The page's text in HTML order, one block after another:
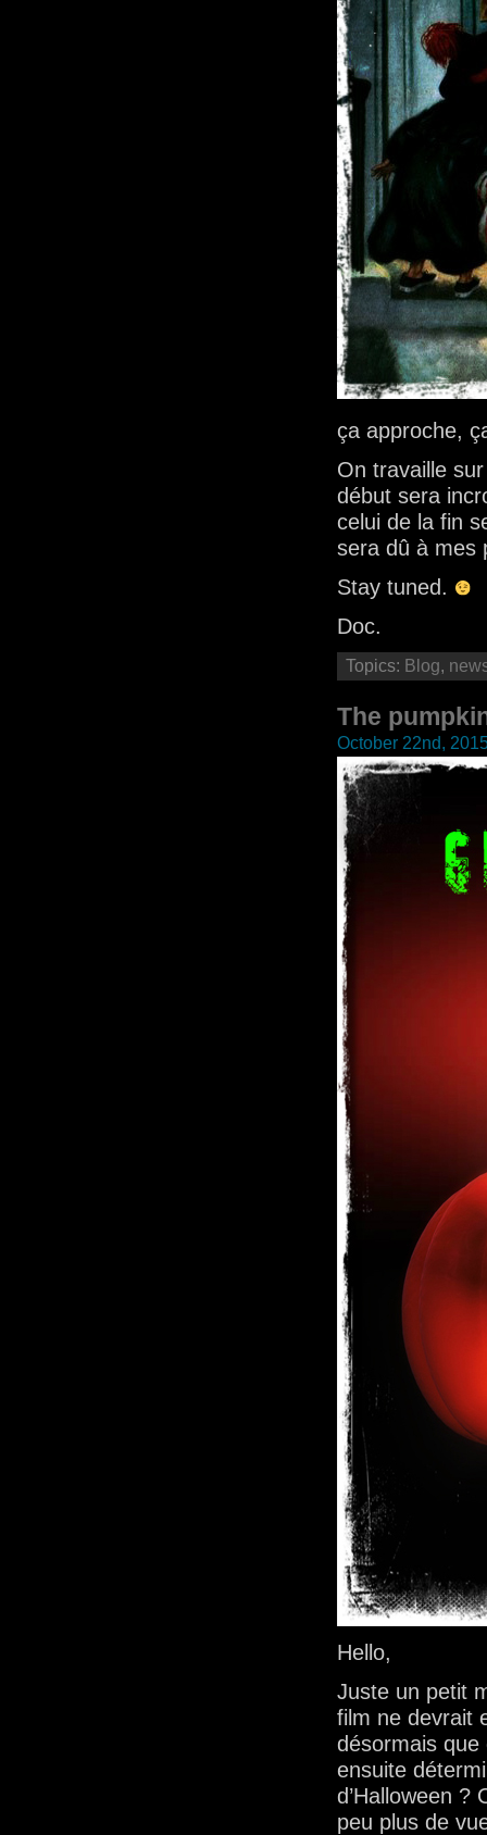
ça approche,
On travaille
début sera
celui de la fin
sera dû à mes
Stay tuned.
Doc.
Topics: Blog,
The
October 22nd,
Hello,
Juste un petit
film ne devrait
désormais
ensuite
d’Halloween ?
peu plus de